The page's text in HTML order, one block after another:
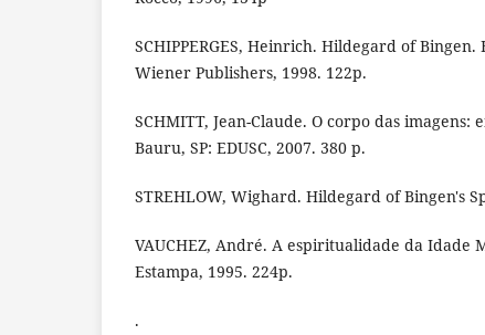
SCHIPPERGES, Heinrich. Hildegard of
Wiener Publishers, 1998. 122p.
SCHMITT, Jean-Claude. O corpo das
Bauru, SP: EDUSC, 2007. 380 p.
STREHLOW, Wighard. Hildegard of Bingen's
VAUCHEZ, André. A espiritualidade da Idade
Estampa, 1995. 224p.
.